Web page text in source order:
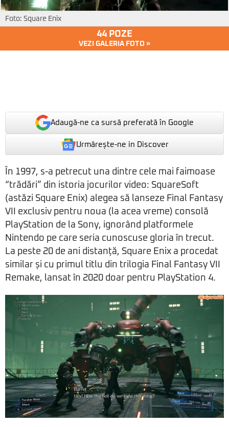
Foto: Square Enix
44 POZE
VEZI GALERIA FOTO »
Adaugă-ne ca sursă preferată în Google
Urmărește-ne in Discover
În 1997, s-a petrecut una dintre cele mai faimoase
“trădări” din istoria jocurilor video: SquareSoft
(astăzi Square Enix) alegea să lanseze Final Fantasy
VII exclusiv pentru noua (la acea vreme) consolă
PlayStation de la Sony, ignorând platformele
Nintendo pe care seria cunoscuse gloria în trecut.
La peste 20 de ani distanță, Square Enix a procedat
similar și cu primul titlu din trilogia Final Fantasy VII
Remake, lansat în 2020 doar pentru PlayStation 4.